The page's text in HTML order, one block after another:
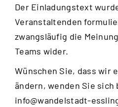
Der Einladungstext
Veranstaltenden
zwangsläufig die
Teams wider.
Wünschen Sie, dass wir
ändern, wenden Sie sich
info@wandelstadt-